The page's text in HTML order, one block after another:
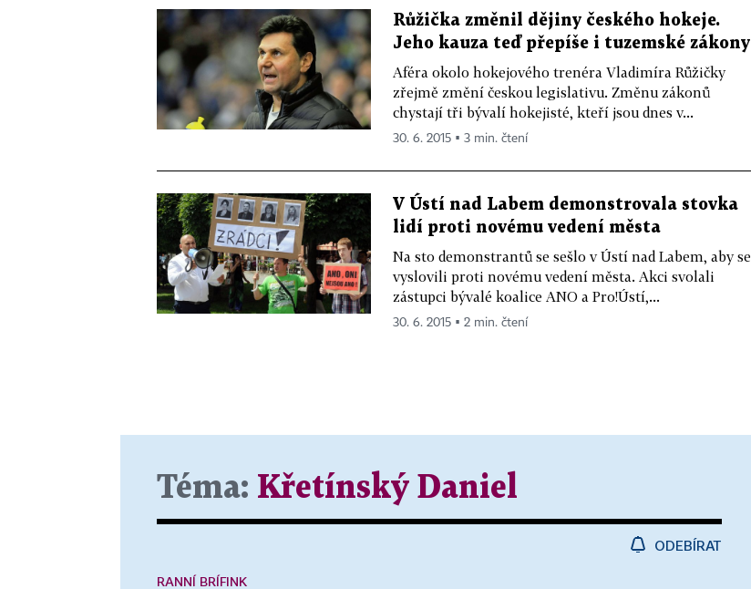
Růžička změnil dějiny českého hokeje.
Jeho kauza teď přepíše i tuzemské zákony
Aféra okolo hokejového trenéra Vladimíra Růžičky
zřejmě změní českou legislativu. Změnu zákonů
chystají tři bývalí hokejisté, kteří jsou dnes v...
30. 6. 2015 ▪ 3 min. čtení
V Ústí nad Labem demonstrovala stovka
lidí proti novému vedení města
Na sto demonstrantů se sešlo v Ústí nad Labem, aby se
vyslovili proti novému vedení města. Akci svolali
zástupci bývalé koalice ANO a Pro!Ústí,...
30. 6. 2015 ▪ 2 min. čtení
Téma: Křetínský Daniel
ODEBÍRAT
RANNÍ BRÍFINK